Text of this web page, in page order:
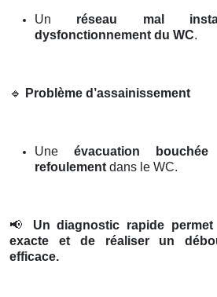
Un réseau mal
dysfonctionnement du WC.
🔹 Problème d’assainissement
Une évacuation bouchée
refoulement dans le WC.
📢
Un diagnostic rapide
exacte et de réaliser un
efficace.